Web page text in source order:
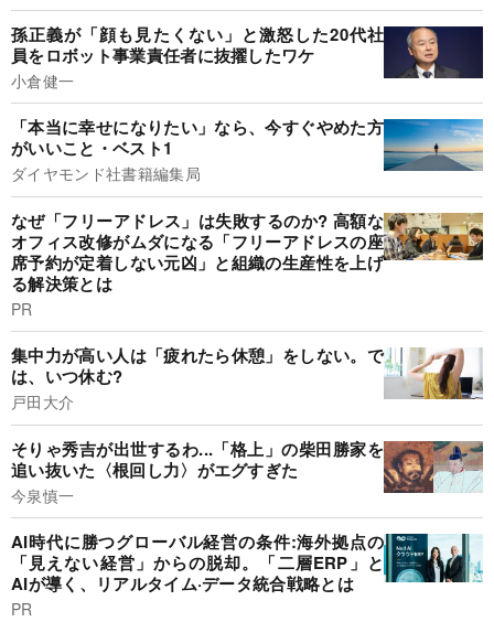
孫正義が「顔も見たくない」と激怒した20代社
員をロボット事業責任者に抜擢したワケ
小倉健一
「本当に幸せになりたい」なら、今すぐやめた方
がいいこと・ベスト1
ダイヤモンド社書籍編集局
なぜ「フリーアドレス」は失敗するのか? 高額な
オフィス改修がムダになる「フリーアドレスの座
席予約が定着しない元凶」と組織の生産性を上げ
る解決策とは
PR
集中力が高い人は「疲れたら休憩」をしない。で
は、いつ休む?
戸田大介
そりゃ秀吉が出世するわ...「格上」の柴田勝家を
追い抜いた〈根回し力〉がエグすぎた
今泉慎一
AI時代に勝つグローバル経営の条件:海外拠点の
「見えない経営」からの脱却。「二層ERP」と
AIが導く、リアルタイム·データ統合戦略とは
PR